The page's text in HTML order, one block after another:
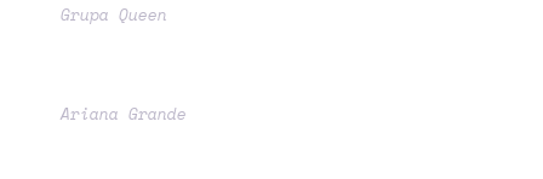
Grupa Queen
Ariana Grande